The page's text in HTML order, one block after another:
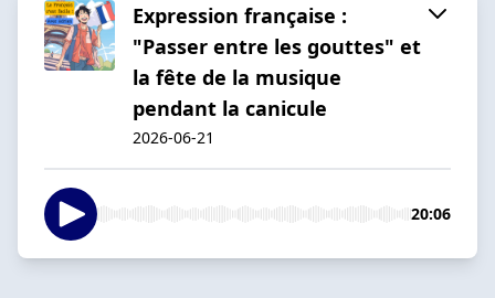
Expression française :
"Passer entre les gouttes" et
la fête de la musique
pendant la canicule
2026-06-21
20:06